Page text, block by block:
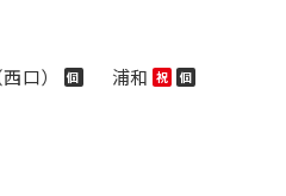
口） 個 浦和 祝 個